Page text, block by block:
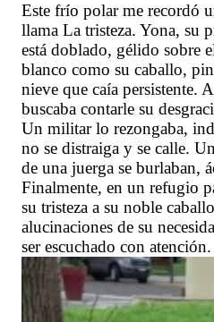
Este frío polar me recordó
llama La tristeza. Yona, su
está doblado, gélido sobre
blanco como su caballo,
nieve que caía persistente.
buscaba contarle su
Un militar lo rezongaba,
no se distraiga y se calle.
de una juerga se burlaban,
Finalmente, en un refugio
su tristeza a su noble
alucinaciones de su
ser escuchado con atención.